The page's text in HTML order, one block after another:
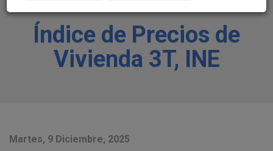
Índice de Precios de
Vivienda 3T, INE
Martes, 9 Diciembre, 2025